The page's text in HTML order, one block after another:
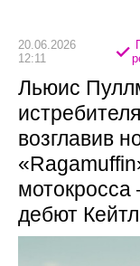
20.06.2026
12:11
Льюис
возглавив
дебют